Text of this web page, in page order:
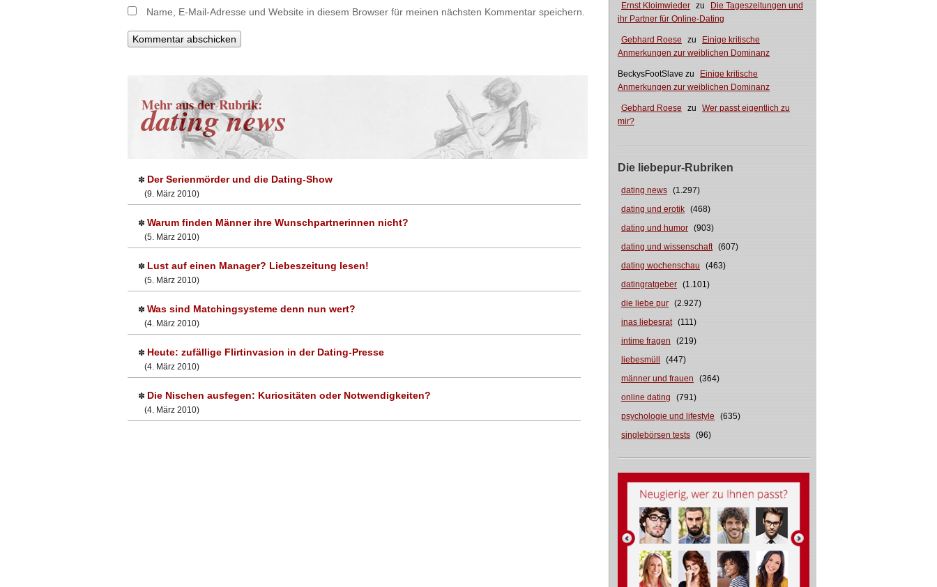
Ernst Kloimwieder zu
Die Tageszeitungen und
ihr Partner für Online-Dating
Gebhard Roese zu
Einige kritische
Anmerkungen zur weiblichen Dominanz
BeckysFootSlave zu
Einige kritische
Anmerkungen zur weiblichen Dominanz
Gebhard Roese zu
Wer passt eigentlich zu
mir?
Die liebepur-Rubriken
dating news (1.297)
dating und erotik (468)
dating und humor (903)
dating und wissenschaft (607)
dating wochenschau
(463)
datingratgeber (1.101)
die liebe pur (2.927)
inas liebesrat (111)
intime fragen
(219)
liebesmüll
(447)
männer und frauen
(364)
online dating
(791)
psychologie und lifestyle
(635)
singlebörsen tests (96)
Name, E-Mail-Adresse und Website in diesem Browser für meinen nächsten Kommentar speichern.
Mehr aus der Rubrik:
dating news
✽ Der Serienmörder und die Dating-Show
(9. März 2010)
✽ Warum finden Männer ihre Wunschpartnerinnen nicht?
(5. März 2010)
✽ Lust auf einen Manager? Liebeszeitung lesen!
(5. März 2010)
✽ Was sind Matchingsysteme denn nun wert?
(4. März 2010)
✽ Heute: zufällige Flirtinvasion in der Dating-Presse
(4. März 2010)
✽ Die Nischen ausfegen: Kuriositäten oder Notwendigkeiten?
(4. März 2010)